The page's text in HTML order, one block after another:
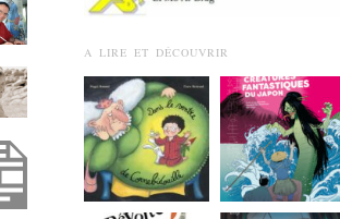
A LIRE ET DÉCOUVRIR